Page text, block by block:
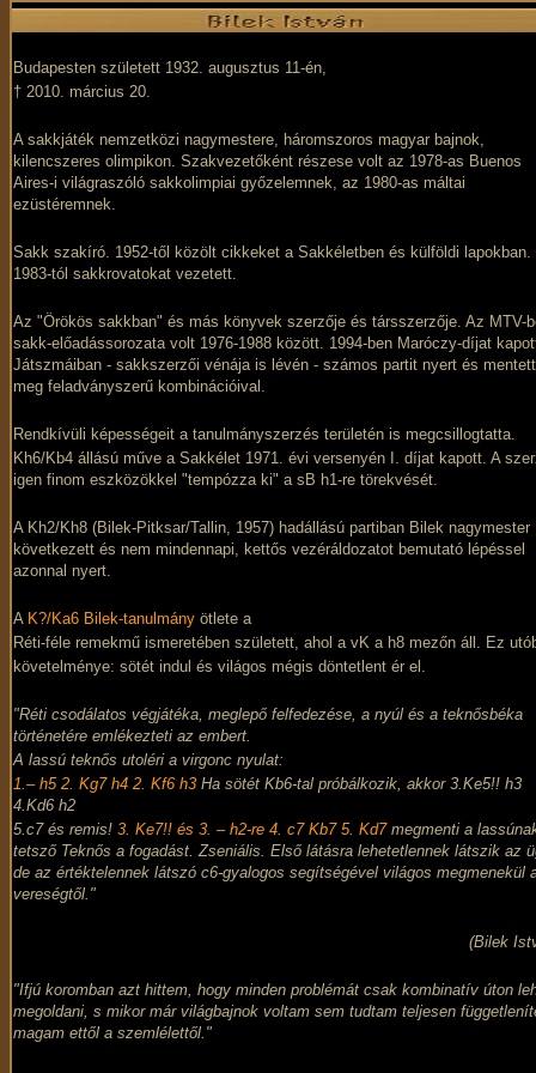
Budapesten született 1932. augusztus 11-én,
† 2010. március 20.
A sakkjáték nemzetközi nagymestere, háromszoros magyar bajnok,
kilencszeres olimpikon. Szakvezetőként részese volt az 1978-as Buenos
Aires-i világraszóló sakkolimpiai győzelemnek, az 1980-as máltai
ezüstéremnek.
Sakk szakíró. 1952-től közölt cikkeket a Sakkéletben és külföldi lapokban.
1983-tól sakkrovatokat vezetett.
Az "Örökös sakkban" és más könyvek szerzője és társszerzője. Az MTV-
sakk-előadássorozata volt 1976-1988 között. 1994-ben Maróczy-díjat
Játszmáiban - sakkszerzői vénája is lévén - számos partit nyert és mentett
meg feladványszerű kombinációival.
Rendkívüli képességeit a tanulmányszerzés területén is megcsillogtatta.
Kh6/Kb4 állású műve a Sakkélet 1971. évi versenyén I. díjat kapott. A
igen finom eszközökkel "tempózza ki" a sB h1-re törekvését.
A Kh2/Kh8 (Bilek-Pitksar/Tallin, 1957) hadállású partiban Bilek nagymester
következett és nem mindennapi, kettős vezéráldozatot bemutató lépéssel
azonnal nyert.
A K?/Ka6 Bilek-tanulmány ötlete a
Réti-féle remekmű ismeretében született, ahol a vK a h8 mezőn áll. Ez
követelménye: sötét indul és világos mégis döntetlent ér el.
"Réti csodálatos végjátéka, meglepő felfedezése, a nyúl és a teknősbéka
történetére emlékezteti az embert.
A lassú teknős utoléri a virgonc nyulat:
1.– h5 2. Kg7 h4 2. Kf6 h3 Ha sötét Kb6-tal próbálkozik, akkor 3.Ke5!! h3
4.Kd6 h2
5.c7 és remis! 3. Ke7!! és 3. – h2-re 4. c7 Kb7 5. Kd7megmenti a
tetsző Teknős a fogadást. Zseniális. Első látásra lehetetlennek látszik az
de az értéktelennek látszó c6-gyalogos segítségével világos megmenekül
vereségtől."
(Bilek
"Ifjú koromban azt hittem, hogy minden problémát csak kombinatív úton
megoldani, s mikor már világbajnok voltam sem tudtam teljesen
magam ettől a szemlélettől."